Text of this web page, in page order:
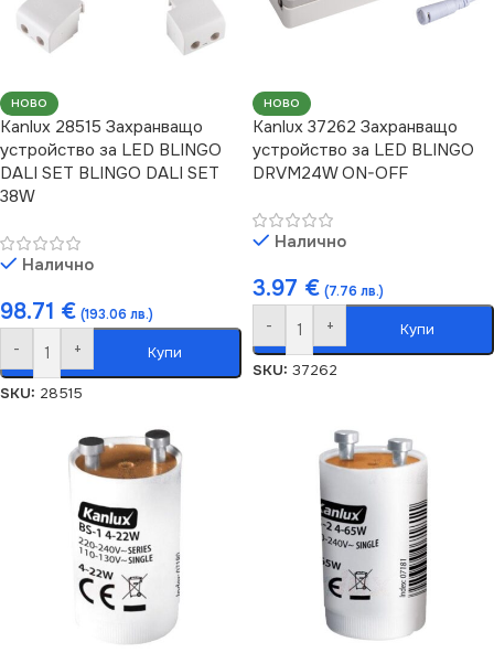
НОВО
Kanlux 28515 Захранващо
устройство за LED BLINGO
DALI SET BLINGO DALI SET
38W
Налично
98.71 € (193.06 лв.)
- + Купи
SKU: 28515
НОВО
Kanlux 37262 Захранващо
устройство за LED BLINGO
DRVM24W ON-OFF
Налично
3.97 € (7.76 лв.)
- + Купи
SKU: 37262